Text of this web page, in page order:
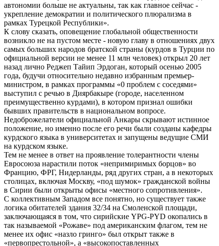
автономии больше не актуальны, так как главное сейчас -
укрепление демократии и политического плюрализма в
рамках Турецкой Республики».
К слову сказать, оповещение глобальной общественности
возникло не на пустом месте - новую главу в отношениях двух
самых больших народов братской страны (курдов в Турции по
официальной версии не менее 11 млн человек) открыл 20 лет
назад лично Реджеп Тайип Эрдоган, который осенью 2005
года, будучи относительно недавно избранным премьер-
министром, в рамках программы «0 проблем с соседями»
выступил с речью в Диярбакыре (городе, населенном
преимущественно курдами), в котором признал ошибки
бывших правительств в национальном вопросе.
Недоброжелатели официальной Анкары скрывают истинное
положение, но именно после его речи были созданы кафедры
курдского языка в университетах и запущены ведущие СМИ
на курдском языке.
Тем не менее в ответ на проявление толерантности члены
Евросоюза нарастили поток «непримиримых борцов» во
Францию, ФРГ, Нидерланды, ряд других стран, а в некоторых
столицах, включая Москву, «под шумок» гражданской войны
в Сирии были открыты офисы «местного сопротивления».
С коллективным Западом все понятно, но существует также
логика обитателей здания 32/34 на Смоленской площади,
заключающаяся в том, что сирийские YPG-PYD окопались в
так называемой «Рожаве» под американским флагом, тем не
менее их офис «назло гринго» был открыт также в
«первопрестольной», а «высокопоставленных